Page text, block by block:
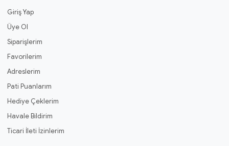
Giriş Yap
Üye Ol
Siparişlerim
Favorilerim
Adreslerim
Pati Puanlarım
Hediye Çeklerim
Havale Bildirim
Ticari İleti İzinlerim